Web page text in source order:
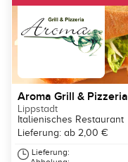
Aroma Grill & Pizzeria
Lippstadt
Italienisches Restaurant
Lieferung: ab 2,00 €
Lieferung: